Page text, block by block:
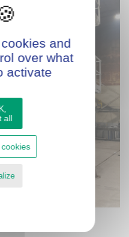
and
over what
activate
all